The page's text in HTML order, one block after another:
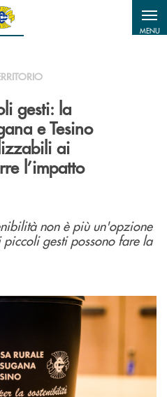
MENU
gesti: la
e Tesino
ai
l’impatto
non è più un'opzione
piccoli gesti possono fare la